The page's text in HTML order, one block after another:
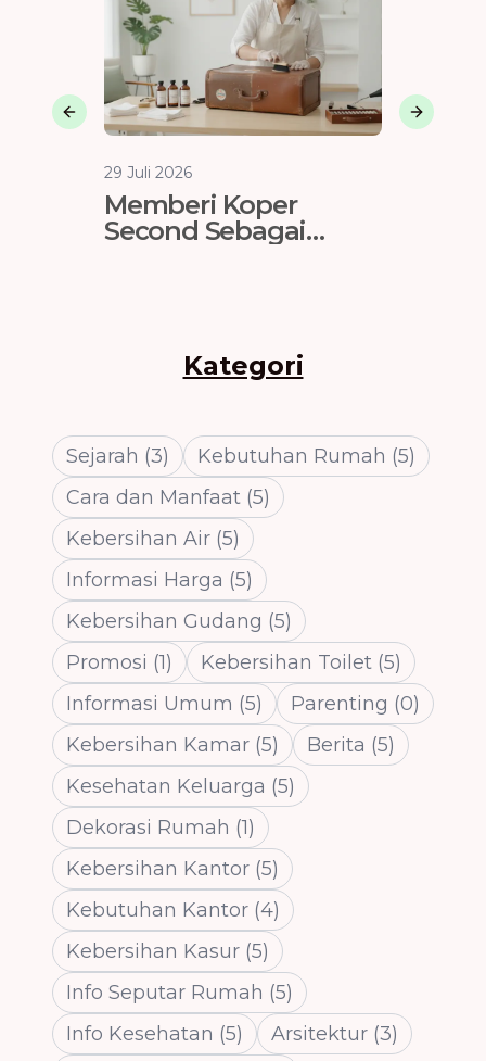
29 Juli 2026
Memberi Koper
Second Sebagai
Previous slide Next
Kategori
Sejarah (3) Kebutuhan Rumah (5)
Cara dan Manfaat (5)
Kebersihan Air (5)
Informasi Harga (5)
Kebersihan Gudang (5)
Promosi (1) Kebersihan Toilet (5)
Informasi Umum (5) Parenting (0)
Kebersihan Kamar (5) Berita (5)
Kesehatan Keluarga (5)
Dekorasi Rumah (1)
Kebersihan Kantor (5)
Kebutuhan Kantor (4)
Kebersihan Kasur (5)
Info Seputar Rumah (5)
Info Kesehatan (5) Arsitektur (3)